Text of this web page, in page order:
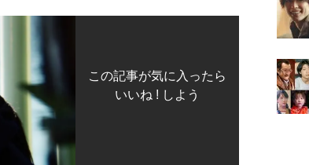
この記事が気に入ったら
いいね ! しよう